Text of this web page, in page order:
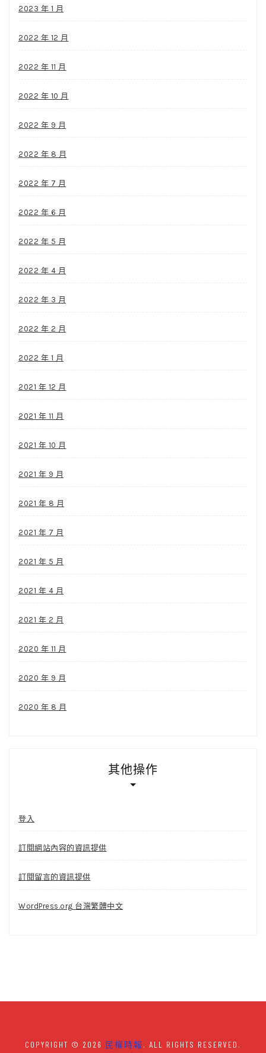
2023 年 1 月
2022 年 12 月
2022 年 11 月
2022 年 10 月
2022 年 9 月
2022 年 8 月
2022 年 7 月
2022 年 6 月
2022 年 5 月
2022 年 4 月
2022 年 3 月
2022 年 2 月
2022 年 1 月
2021 年 12 月
2021 年 11 月
2021 年 10 月
2021 年 9 月
2021 年 8 月
2021 年 7 月
2021 年 5 月
2021 年 4 月
2021 年 2 月
2020 年 11 月
2020 年 9 月
2020 年 8 月
其他操作
登入
訂閱網站內容的資訊提供
訂閱留言的資訊提供
WordPress.org 台灣繁體中文
COPYRIGHT © 2026 民權時報 . ALL RIGHTS RESERVED.